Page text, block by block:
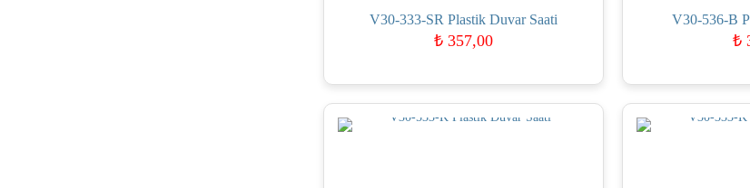
V30-333-SR Plastik Duvar Saati
₺357,00
V30-536-B
₺